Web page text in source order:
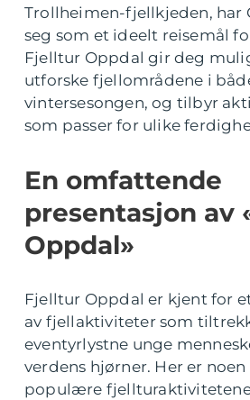
Trollheimen-fjellkjeden, har
seg som et ideelt reisemål
Fjelltur Oppdal gir deg
utforske fjellområdene i
vintersesongen, og tilbyr
som passer for ulike
En omfattende
presentasjon av
Oppdal»
Fjelltur Oppdal er kjent for
av fjellaktiviteter som
eventyrlystne unge
verdens hjørner. Her er noen
populære